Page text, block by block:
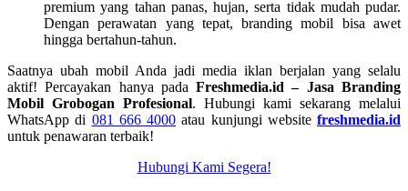
premium yang tahan panas, hujan, serta tidak mudah pudar.
Dengan perawatan yang tepat, branding mobil bisa awet
hingga bertahun-tahun.
Saatnya ubah mobil Anda jadi media iklan berjalan yang selalu
aktif! Percayakan hanya padaFreshmedia.id – Jasa Branding
Mobil Grobogan Profesional. Hubungi kami sekarang melalui
WhatsApp di 081 666 4000 atau kunjungi website freshmedia.id
untuk penawaran terbaik!
Hubungi Kami Segera!